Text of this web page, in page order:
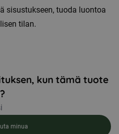
sisustukseen, tuoda luontoa
tilan.
kun tämä tuote
minua